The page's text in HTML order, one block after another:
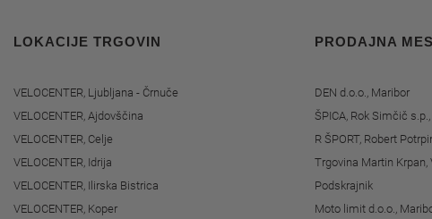
LOKACIJE TRGOVIN
VELOCENTER, Ljubljana - Črnuče
VELOCENTER, Ajdovščina
VELOCENTER, Celje
VELOCENTER, Idrija
VELOCENTER, Ilirska Bistrica
VELOCENTER, Koper
PRODAJNA
DEN d.o.o., Maribor
ŠPICA, Rok Simčič
R ŠPORT, Robert
Trgovina Martin Krpan,
Podskrajnik
Moto limit d.o.o.,